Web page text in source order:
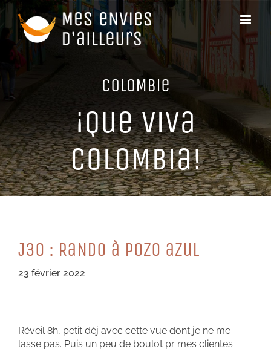
Passer
contenu
CoLoMBie
¡Que ViVa
CoLoMBia!
J30 : RaNDo à PoZo aZuL
23 février 2022
Réveil 8h, petit déj avec cette vue dont je ne me
lasse pas. Puis un peu de boulot pr mes clientes